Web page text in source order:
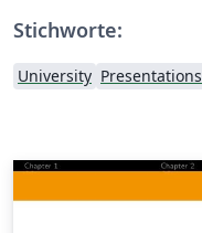
Stichworte:
University Presentations